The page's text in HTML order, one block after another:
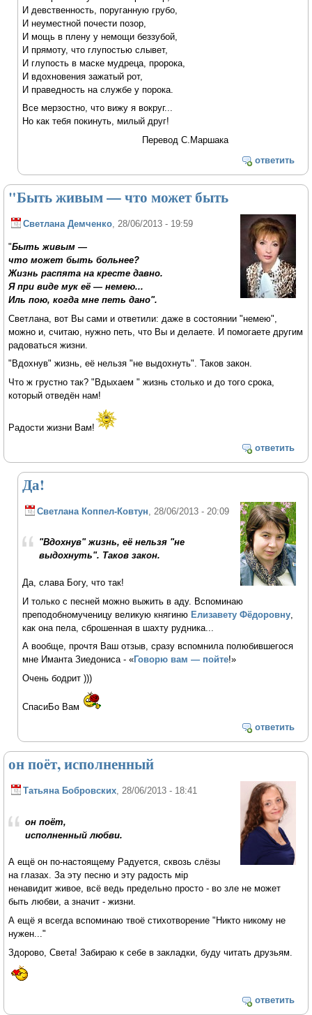
И девственность, поруганную грубо,
И неуместной почести позор,
И мощь в плену у немощи беззубой,
И прямоту, что глупостью слывет,
И глупость в маске мудреца, пророка,
И вдохновения зажатый рот,
И праведность на службе у порока.
Все мерзостно, что вижу я вокруг...
Но как тебя покинуть, милый друг!
Перевод С.Маршака
ответить
"Быть живым — что может быть
Светлана Демченко, 28/06/2013 - 19:59
"Быть живым —
что может быть больнее?
Жизнь распята на кресте давно.
Я при виде мук её — немею...
Иль пою, когда мне петь дано".
Светлана, вот Вы сами и ответили: даже в состоянии "немею",
можно и, считаю, нужно петь, что Вы и делаете. И помогаете другим
радоваться жизни.
"Вдохнув" жизнь, её нельзя "не выдохнуть". Таков закон.
Что ж грустно так? "Вдыхаем " жизнь столько и до того срока,
который отведён нам!
Радости жизни Вам!
ответить
Да!
Светлана Коппел-Ковтун , 28/06/2013 - 20:09
"Вдохнув" жизнь, её нельзя "не
выдохнуть". Таков закон.
Да, слава Богу, что так!
И только с песней можно выжить в аду. Вспоминаю
преподобномученицу великую княгиню Елизавету Фёдоровну
как она пела, сброшенная в шахту рудника...
А вообще, прочтя Ваш отзыв, сразу вспомнила полюбившегося
мне Иманта Зиедониса - «Говорю вам — пойте!»
Очень бодрит )))
СпасиБо Вам
ответить
он поёт, исполненный
Татьяна Бобровских, 28/06/2013 - 18:41
он поёт,
исполненный любви.
А ещё он по-настоящему Радуется, сквозь слёзы
на глазах. За эту песню и эту радость мiр
ненавидит живое, всё ведь предельно просто - во зле не может
быть любви, а значит - жизни.
А ещё я всегда вспоминаю твоё стихотворение "Никто никому не
нужен..."
Здорово, Света! Забираю к себе в закладки, буду читать друзьям.
ответить